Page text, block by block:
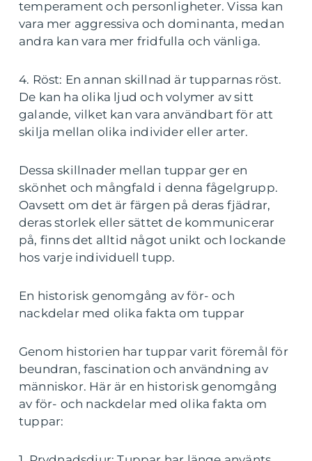
temperament och personligheter. Vissa kan
vara mer aggressiva och dominanta, medan
andra kan vara mer fridfulla och vänliga.
4. Röst: En annan skillnad är tupparnas röst.
De kan ha olika ljud och volymer av sitt
galande, vilket kan vara användbart för att
skilja mellan olika individer eller arter.
Dessa skillnader mellan tuppar ger en
skönhet och mångfald i denna fågelgrupp.
Oavsett om det är färgen på deras fjädrar,
deras storlek eller sättet de kommunicerar
på, finns det alltid något unikt och lockande
hos varje individuell tupp.
En historisk genomgång av för- och
nackdelar med olika fakta om tuppar
Genom historien har tuppar varit föremål för
beundran, fascination och användning av
människor. Här är en historisk genomgång
av för- och nackdelar med olika fakta om
tuppar: